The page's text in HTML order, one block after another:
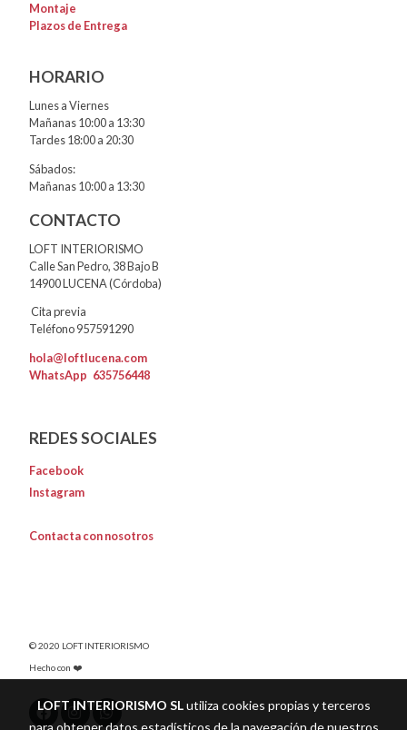
Montaje
Plazos de Entrega
HORARIO
Lunes a Viernes
Mañanas 10:00 a 13:30
Tardes 18:00 a 20:30
Sábados:
Mañanas 10:00 a 13:30
CONTACTO
LOFT INTERIORISMO
Calle San Pedro, 38 Bajo B
14900 LUCENA (Córdoba)
Cita previa
Teléfono 957591290
hola@loftlucena.com
WhatsApp 635756448
REDES SOCIALES
Facebook
Instagram
Contacta con nosotros
© 2020 LOFT INTERIORISMO
Hecho con ❤️
LOFT INTERIORISMO SLutiliza cookies propias y terceros
para obtener datos estadísticos de la navegación de nuestros